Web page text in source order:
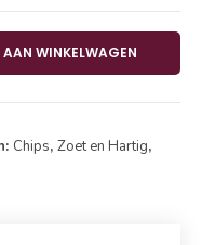
WINKELWAGEN
Chips, Zoet en Hartig,